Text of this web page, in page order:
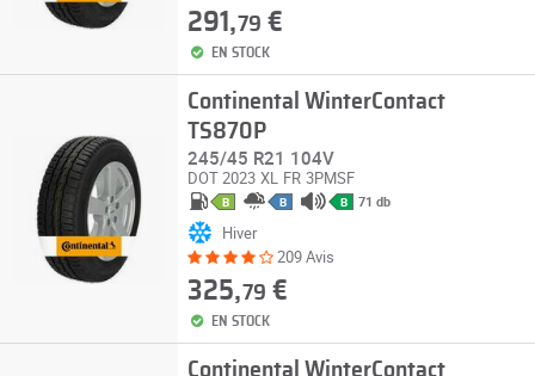
291,79 €
EN STOCK
Continental WinterContact
TS870P
245/45 R21 104V
DOT 2023 XL FR 3PMSF
B B B 71 db
Hiver
209 Avis
325,79 €
EN STOCK
Continental WinterContact